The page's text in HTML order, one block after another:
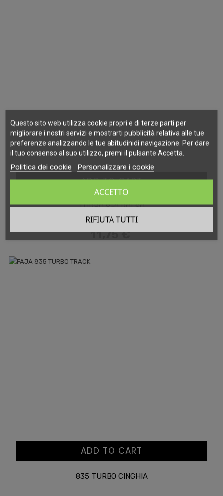
ADD TO CART
TURBO 850 POLSO
Prezzo
11,75 €
ADD TO CART
835 TURBO CINGHIA
Questo sito web utilizza cookie propri e di terze parti per
migliorare i nostri servizi e mostrarti pubblicità relativa alle tue
preferenze analizzando le tue abitudinidi navigazione. Per dare
il tuo consenso al suo utilizzo, premi il pulsante Accetta.
Politica dei cookie Personalizzare i cookie
RIFIUTA TUTTI
ACCETTO